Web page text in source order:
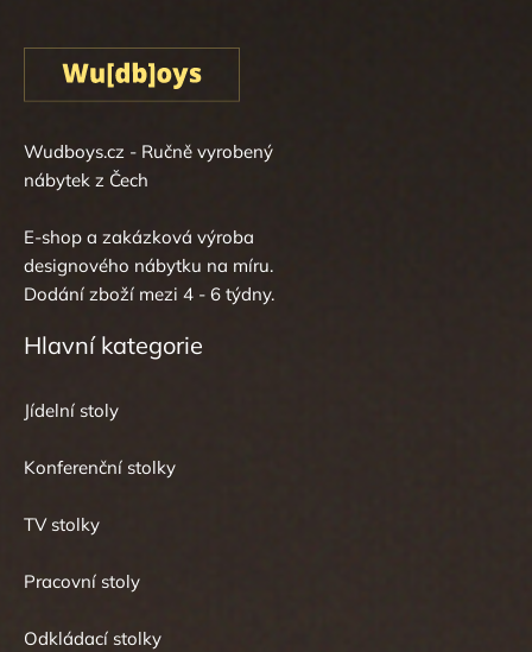
Wudboys.cz - Ručně vyrobený
nábytek z Čech
E-shop a zakázková výroba
designového nábytku na míru.
Dodání zboží mezi 4 - 6 týdny.
Hlavní kategorie
Jídelní stoly
Konferenční stolky
TV stolky
Pracovní stoly
Odkládací stolky